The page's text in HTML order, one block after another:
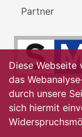
Partner
Diese
das
durch unsere
sich hiermit